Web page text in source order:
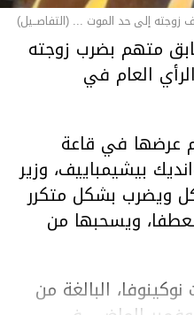
زوجته إلى حد الموت ... (التفاصــيل)
متهم بضرب زوجته
العام في
عرضها في قاعة
بيشيمباييف، وزير
ويضرب بشكل متكرر
ويسحبها من
البالغة من